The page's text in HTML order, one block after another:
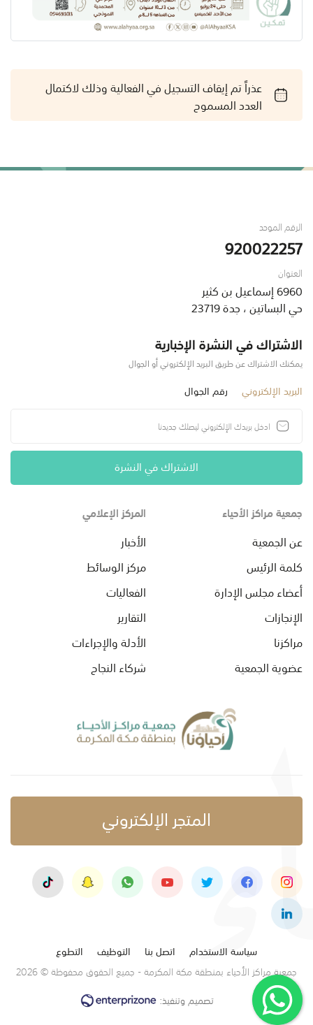
عذراً تم إيقاف التسجيل في الفعالية وذلك لاكتمال
العدد المسموح
الرقم الموحد
920022257
العنوان
6960 إسماعيل بن كثير
حي البساتين ، جدة 23719
الاشتراك في النشرة الإخبارية
يمكنك الاشتراك عن طريق البريد الإلكتروني أو الجوال
البريد الإلكتروني رقم الجوال
الاشتراك في النشرة
جمعية مراكز الأحياء
عن الجمعية
كلمة الرئيس
أعضاء مجلس الإدارة
الإنجازات
مراكزنا
عضوية الجمعية
المركز الإعلامي
الأخبار
مركز الوسائط
الفعاليات
التقارير
الأدلة والإجراءات
شركاء النجاح
المتجر الإلكتروني
سياسة الاستخدام اتصل بنا التوظيف
التطوع
جمعية مراكز الأحياء بمنطقة مكة المكرمة - جميع الحقوق محفوظة © 2026
تصميم وتنفيذ: